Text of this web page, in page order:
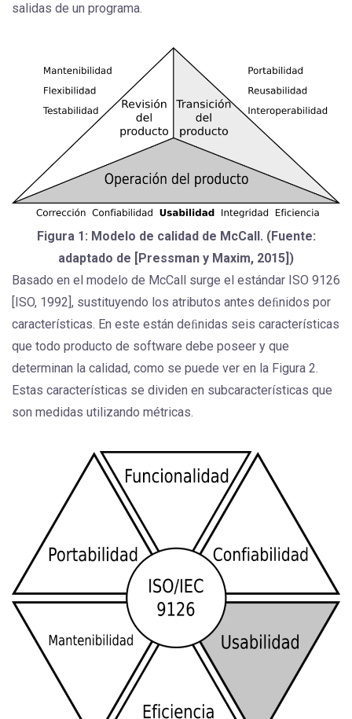
salidas de un programa.
Figura 1: Modelo de calidad de McCall. (Fuente:
adaptado de [Pressman y Maxim, 2015])
Basado en el modelo de McCall surge el estándar ISO 9126
[ISO, 1992], sustituyendo los atributos antes deﬁnidos por
características. En este están deﬁnidas seis características
que todo producto de software debe poseer y que
determinan la calidad, como se puede ver en la Figura 2.
Estas características se dividen en subcaracterísticas que
son medidas utilizando métricas.